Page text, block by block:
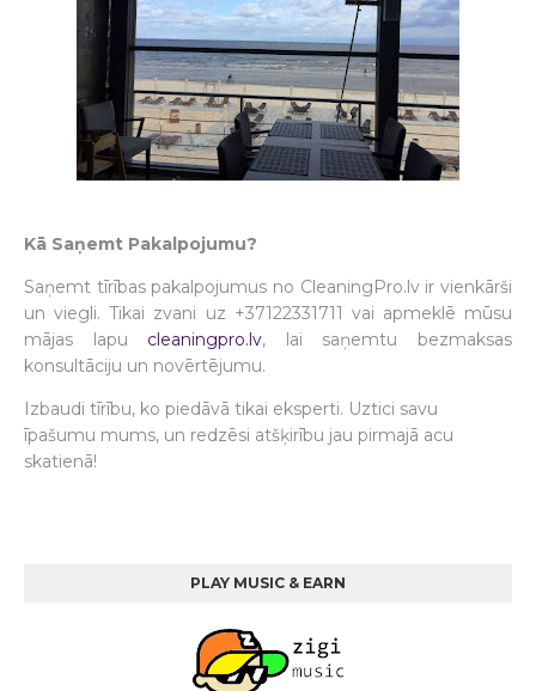
Kā Saņemt Pakalpojumu?
Saņemt tīrības pakalpojumus no CleaningPro.lv ir vienkārši
un viegli. Tikai zvani uz +37122331711 vai apmeklē mūsu
mājas lapu cleaningpro.lv, lai saņemtu bezmaksas
konsultāciju un novērtējumu.
Izbaudi tīrību, ko piedāvā tikai eksperti. Uztici savu
īpašumu mums, un redzēsi atšķirību jau pirmajā acu
skatienā!
PLAY MUSIC & EARN